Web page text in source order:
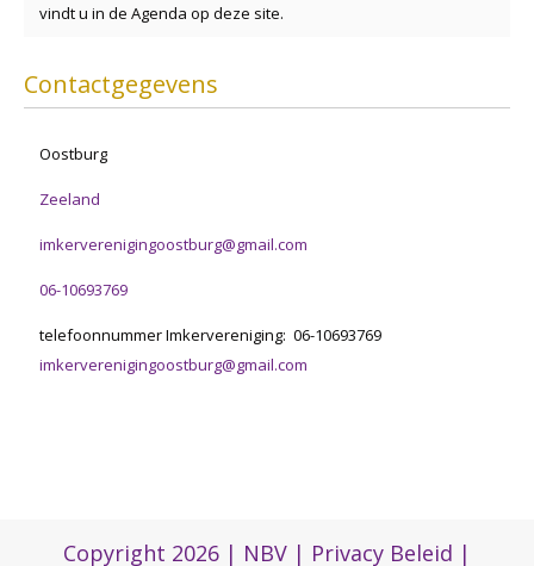
vindt u in de Agenda op deze site.
Contactgegevens
Oostburg
Zeeland
imkerverenigingoostburg@gmail.com
06-10693769
telefoonnummer Imkervereniging: 06-10693769
imkerverenigingoostburg@gmail.com
Copyright 2026 | NBV | Privacy Beleid |